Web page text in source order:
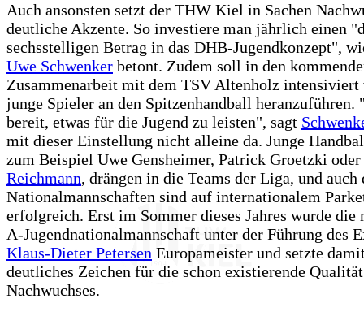
Auch ansonsten setzt der THW Kiel in Sachen
deutliche Akzente. So investiere man jährlich einen
sechsstelligen Betrag in das DHB-Jugendkonzept",
Uwe Schwenker betont. Zudem soll in den
Zusammenarbeit mit dem TSV Altenholz intensiviert
junge Spieler an den Spitzenhandball heranzuführen.
bereit, etwas für die Jugend zu leisten", sagt
mit dieser Einstellung nicht alleine da. Junge
zum Beispiel Uwe Gensheimer, Patrick Groetzki
Reichmann, drängen in die Teams der Liga, und auch
Nationalmannschaften sind auf internationalem
erfolgreich. Erst im Sommer dieses Jahres wurde die
A-Jugendnationalmannschaft unter der Führung des
Klaus-Dieter Petersen Europameister und setzte
deutliches Zeichen für die schon existierende
Nachwuchses.